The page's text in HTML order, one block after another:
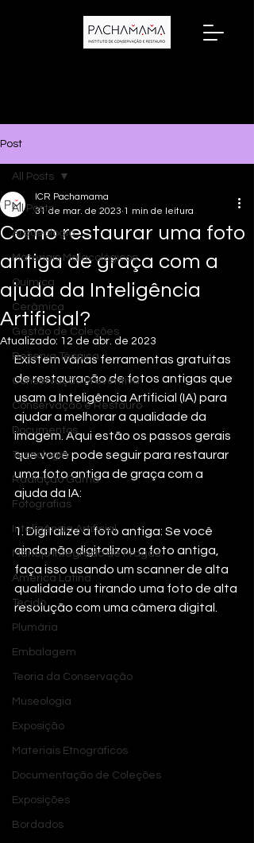
Post
All Posts
Arqueologia
Materiais Malacológicos
Química
Cerâmica
Gestão de Coleções
Reserva Técnica
Conservação Preventiva
Conservação e Restauro
Documentos
Tecnologia
Radiação Gama
Fotografias
Inteligência Artificial
Manejo Integrado de Pragas
América Latina
Tecido
Plumária
Embalagem
Teoria da Conservação
Museologia
Exposição
Materiais Etnográficos
Documentação de Coleções
Exposições
Bordados
All Posts
Como restaurar uma foto
antiga de graça com a
ajuda da Inteligência
Artificial?
ICR Pachamama
31 de mar. de 2023 1 min de leitura
Atualizado: 12 de abr. de 2023
Existem várias ferramentas gratuitas
de restauração de fotos antigas que
usam a Inteligência Artificial (IA) para
ajudar a melhorar a qualidade da
imagem. Aqui estão os passos gerais
que você pode seguir para restaurar
uma foto antiga de graça com a
ajuda da IA:
1. Digitalize a foto antiga: Se você
ainda não digitalizou a foto antiga,
faça isso usando um scanner de alta
qualidade ou tirando uma foto de alta
resolução com uma câmera digital.